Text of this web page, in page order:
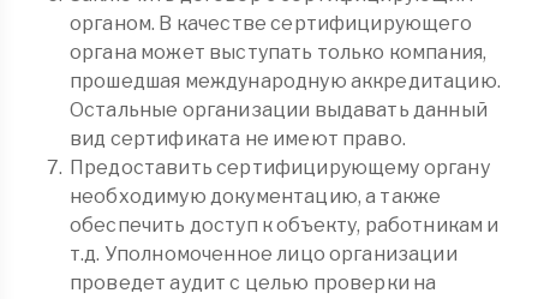
органом. В качестве сертифицирующего
органа может выступать только компания,
прошедшая международную аккредитацию.
Остальные организации выдавать данный
вид сертификата не имеют право.
Предоставить сертифицирующему органу
необходимую документацию, а также
обеспечить доступ к объекту, работникам и
т.д. Уполномоченное лицо организации
проведет аудит с целью проверки на